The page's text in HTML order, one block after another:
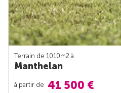
Terrain de 1010m2 à
Manthelan
à partir de 41 500 €